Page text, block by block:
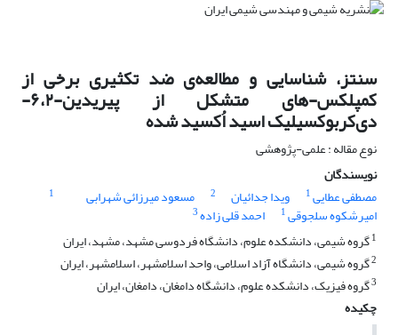
سنتز، شناسایی و مطالعه‌‌‌ی ضد ‌تکثیری برخی از
کمپلکس-های متشکل از پیریدین-۶،۲-
دی‌کربوکسیلیک اسید اُکسید شده
نوع مقاله : علمی-پژوهشی
نویسندگان
مصطفی عطایی1 ویدا جدائیان 2 مسعود میرزائی شهرابی 1
امیرشکوه سلجوقی1 احمد قلی زاده3
1گروه شیمی، دانشکده علوم، دانشگاه فردوسی مشهد، مشهد، ایران
2گروه شیمی، دانشگاه آزاد اسلامی، واحد اسلامشهر، اسلامشهر، ایران
3گروه فیزیک، دانشکده علوم، دانشگاه دامغان، دامغان، ایران
چکیده